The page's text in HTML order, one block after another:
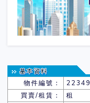
物件編號：
22349
買賣/租賃：
租